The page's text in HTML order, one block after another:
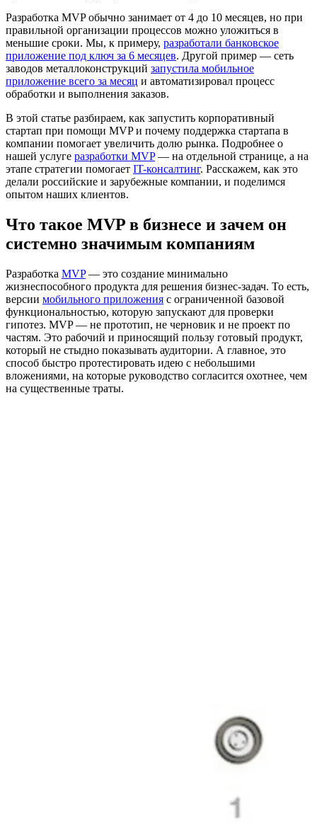
Разработка MVP обычно занимает от 4 до 10 месяцев, но при
правильной организации процессов можно уложиться в
меньшие сроки. Мы, к примеру, разработали банковское
приложение под ключ за 6 месяцев. Другой пример — сеть
заводов металлоконструкций запустила мобильное
приложение всего за месяц и автоматизировал процесс
обработки и выполнения заказов.
В этой статье разбираем, как запустить корпоративный
стартап при помощи MVP и почему поддержка стартапа в
компании помогает увеличить долю рынка. Подробнее о
нашей услуге разработки MVP— на отдельной странице, а на
этапе стратегии помогает IT-консалтинг. Расскажем, как это
делали российские и зарубежные компании, и поделимся
опытом наших клиентов.
Что такое MVP в бизнесе и зачем он
системно значимым компаниям
Разработка MVP— это создание минимально
жизнеспособного продукта для решения бизнес-задач. То есть,
версии мобильного приложения с ограниченной базовой
функциональностью, которую запускают для проверки
гипотез. MVP — не прототип, не черновик и не проект по
частям. Это рабочий и приносящий пользу готовый продукт,
который не стыдно показывать аудитории. А главное, это
способ быстро протестировать идею с небольшими
вложениями, на которые руководство согласится охотнее, чем
на существенные траты.